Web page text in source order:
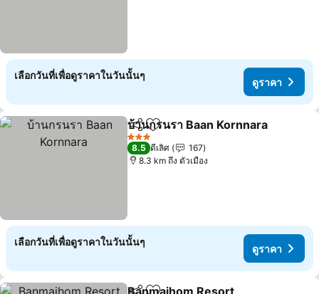
เลือกวันที่เพื่อดูราคาในวันนั้นๆ
ดูราคา
แชร์ เพิ่มในรายการโปรด
บ้านกรนรา Baan Kornnara
3 ดาว
8.5 ดีเลิศ
167
8.3 km ถึง ตัวเมือง
เลือกวันที่เพื่อดูราคาในวันนั้นๆ
ดูราคา
Banmaihom Resort